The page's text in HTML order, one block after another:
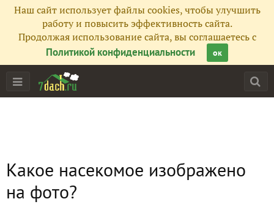
Наш сайт использует файлы cookies, чтобы улучшить
работу и повысить эффективность сайта.
Продолжая использование сайта, вы соглашаетесь с
Политикой конфиденциальности
ок
Какое насекомое изображено
на фото?